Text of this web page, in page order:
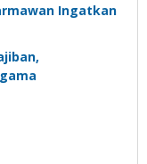
Ingatkan